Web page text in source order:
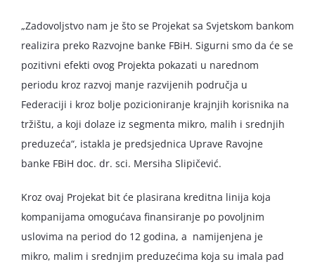
„Zadovoljstvo nam je što se Projekat sa Svjetskom bankom
realizira preko Razvojne banke FBiH. Sigurni smo da će se
pozitivni efekti ovog Projekta pokazati u narednom
periodu kroz razvoj manje razvijenih područja u
Federaciji i kroz bolje pozicioniranje krajnjih korisnika na
tržištu, a koji dolaze iz segmenta mikro, malih i srednjih
preduzeća“, istakla je predsjednica Uprave Ravojne
banke FBiH doc. dr. sci. Mersiha Slipičević.
Kroz ovaj Projekat bit će plasirana kreditna linija koja
kompanijama omogućava finansiranje po povoljnim
uslovima na period do 12 godina, a namijenjena je
mikro, malim i srednjim preduzećima koja su imala pad